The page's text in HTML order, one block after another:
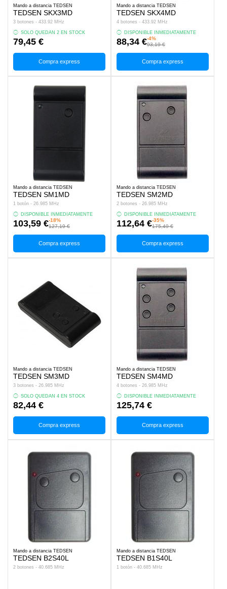
Mando a distancia TEDSEN
TEDSEN SKX3MD
3 botones - 433.92 MHz
SOLO QUEDAN 2 EN STOCK
79,45 €
Compra express
Mando a distancia TEDSEN
TEDSEN SKX4MD
4 botones - 433.92 MHz
DISPONIBLE INMEDIATAMENTE
88,34 €-4%
93,19 €
Compra express
Mando a distancia TEDSEN
TEDSEN SM1MD
1 botón - 26.985 MHz
DISPONIBLE INMEDIATAMENTE
103,59 €-18%
127,19 €
Compra express
Mando a distancia TEDSEN
TEDSEN SM2MD
2 botones - 26.985 MHz
DISPONIBLE INMEDIATAMENTE
112,64 €-35%
175,49 €
Compra express
Mando a distancia TEDSEN
TEDSEN SM3MD
3 botones - 26.985 MHz
SOLO QUEDAN 4 EN STOCK
82,44 €
Compra express
Mando a distancia TEDSEN
TEDSEN SM4MD
4 botones - 26.985 MHz
DISPONIBLE INMEDIATAMENTE
125,74 €
Compra express
Mando a distancia TEDSEN
TEDSEN B2S40L
2 botones - 40.685 MHz
Mando a distancia TEDSEN
TEDSEN B1S40L
1 botón - 40.685 MHz